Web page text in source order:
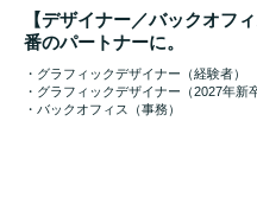
【デザイナー／バックオフ
番のパートナーに。
・グラフィックデザイナー（経験者）
・グラフィックデザイナー（2027年新
・バックオフィス（事務）